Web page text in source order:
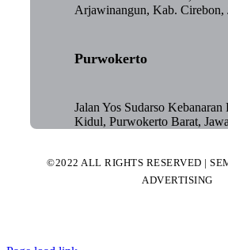
Arjawinangun, Kab. Cirebon,
Purwokerto
Jalan Yos Sudarso
Kidul, Purwokerto Barat,
©2022 ALL RIGHTS RESERVED |
ADVERTISING